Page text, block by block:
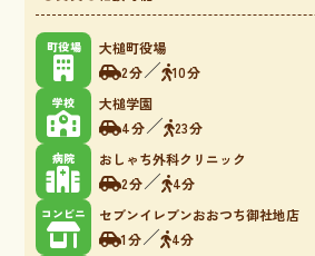
町役場
大槌町役場
2分／ 10分
学校
大槌学園
4分／ 23分
病院
おしゃち外科クリニック
2分／ 4分
コンビニ
セブンイレブンおおつち御社地店
1分／ 4分